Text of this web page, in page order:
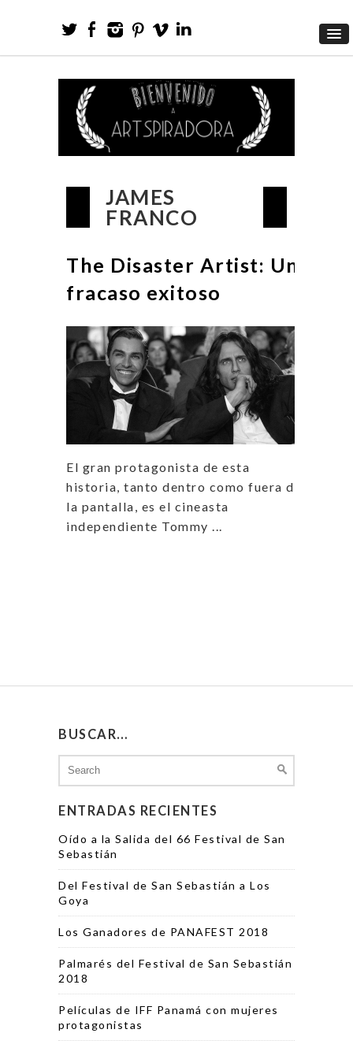
JAMES
FRANCO
The Disaster Artist: Un
fracaso exitoso
El gran protagonista de esta
historia, tanto dentro como fuera de
la pantalla, es el cineasta
independiente Tommy ...
BUSCAR…
for:
ENTRADAS RECIENTES
Oído a la Salida del 66 Festival de San
Sebastián
Del Festival de San Sebastián a Los
Goya
Los Ganadores de PANAFEST 2018
Palmarés del Festival de San Sebastián
2018
Películas de IFF Panamá con mujeres
protagonistas